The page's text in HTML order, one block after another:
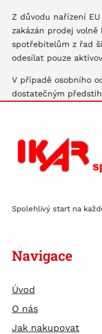
Z důvodu nařízení EU
zakázán prodej
spotřebitelům z řad
odesílat pouze
V případě osobního
dostatečným
Spolehlivý start na
Navigace
Úvod
O nás
Jak nakupovat